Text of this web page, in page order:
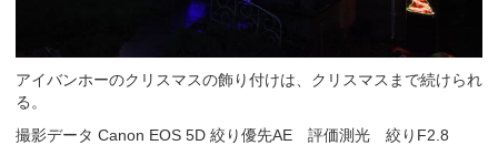
アイバンホーのクリスマスの飾り付けは、クリスマスまで続けられ
る。
撮影データ Canon EOS 5D 絞り優先AE 評価測光 絞りF2.8